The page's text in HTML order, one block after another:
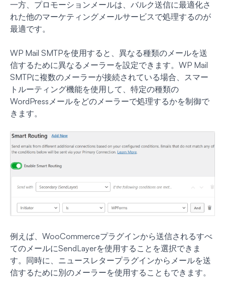
一方、プロモーションメールは、バルク送信に最適化さ
れた他のマーケティングメールサービスで処理するのが
最適です。
WP Mail SMTPを使用すると、異なる種類のメールを送
信するために異なるメーラーを設定できます。WP Mail
SMTPに複数のメーラーが接続されている場合、スマー
トルーティング機能を使用して、特定の種類の
WordPressメールをどのメーラーで処理するかを制御で
きます。
例えば、WooCommerceプラグインから送信されるすべ
てのメールにSendLayerを使用することを選択できま
す。同時に、ニュースレタープラグインからメールを送
信するために別のメーラーを使用することもできます。